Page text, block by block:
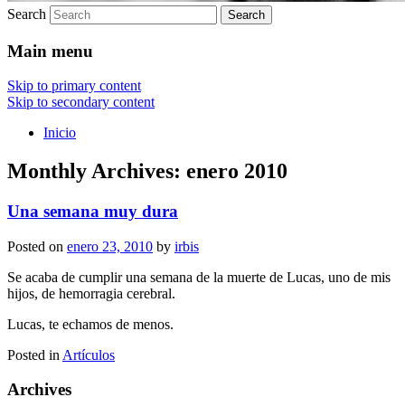
Search
Main menu
Skip to primary content
Skip to secondary content
Inicio
Monthly Archives: enero 2010
Una semana muy dura
Posted on enero 23, 2010 by irbis
Se acaba de cumplir una semana de la muerte de Lucas, uno de mis
hijos, de hemorragia cerebral.
Lucas, te echamos de menos.
Posted in Artículos
Archives